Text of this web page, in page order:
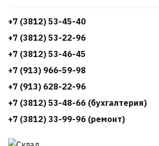
+7 (3812) 53-45-40
+7 (3812) 53-22-96
+7 (3812) 53-46-45
+7 (913) 966-59-98
+7 (913) 628-22-96
+7 (3812) 53-48-66 (бухгалтерия)
+7 (3812) 33-99-96 (ремонт)